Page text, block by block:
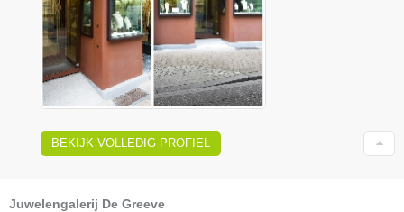
BEKIJK VOLLEDIG PROFIEL
Juwelengalerij De Greeve